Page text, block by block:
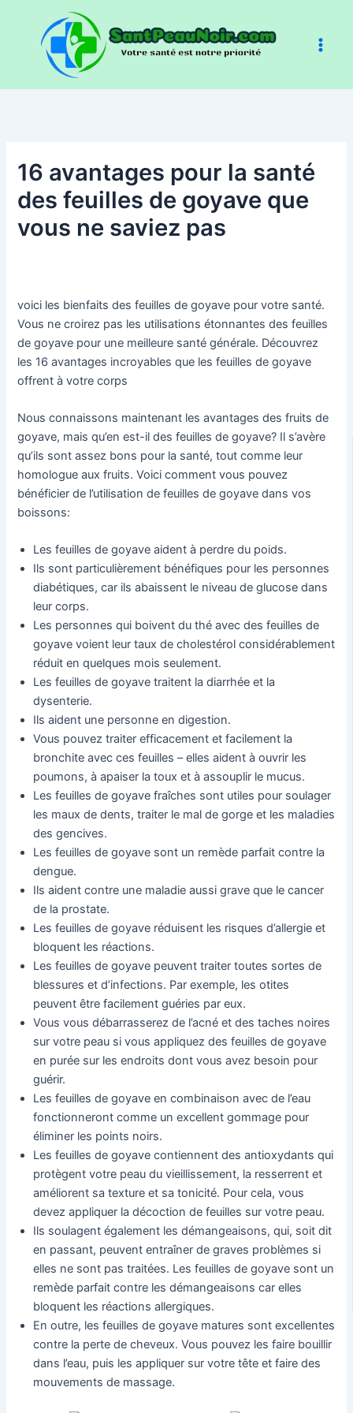
contenu
16 avantages pour la santé
des feuilles de goyave que
vous ne saviez pas
voici les bienfaits des feuilles de goyave pour votre santé.
Vous ne croirez pas les utilisations étonnantes des feuilles
de goyave pour une meilleure santé générale. Découvrez
les 16 avantages incroyables que les feuilles de goyave
offrent à votre corps
Nous connaissons maintenant les avantages des fruits de
goyave, mais qu’en est-il des feuilles de goyave? Il s’avère
qu’ils sont assez bons pour la santé, tout comme leur
homologue aux fruits. Voici comment vous pouvez
bénéficier de l’utilisation de feuilles de goyave dans vos
boissons:
Les feuilles de goyave aident à perdre du poids.
Ils sont particulièrement bénéfiques pour les personnes
diabétiques, car ils abaissent le niveau de glucose dans
leur corps.
Les personnes qui boivent du thé avec des feuilles de
goyave voient leur taux de cholestérol considérablement
réduit en quelques mois seulement.
Les feuilles de goyave traitent la diarrhée et la
dysenterie.
Ils aident une personne en digestion.
Vous pouvez traiter efficacement et facilement la
bronchite avec ces feuilles – elles aident à ouvrir les
poumons, à apaiser la toux et à assouplir le mucus.
Les feuilles de goyave fraîches sont utiles pour soulager
les maux de dents, traiter le mal de gorge et les maladies
des gencives.
Les feuilles de goyave sont un remède parfait contre la
dengue.
Ils aident contre une maladie aussi grave que le cancer
de la prostate.
Les feuilles de goyave réduisent les risques d’allergie et
bloquent les réactions.
Les feuilles de goyave peuvent traiter toutes sortes de
blessures et d’infections. Par exemple, les otites
peuvent être facilement guéries par eux.
Vous vous débarrasserez de l’acné et des taches noires
sur votre peau si vous appliquez des feuilles de goyave
en purée sur les endroits dont vous avez besoin pour
guérir.
Les feuilles de goyave en combinaison avec de l’eau
fonctionneront comme un excellent gommage pour
éliminer les points noirs.
Les feuilles de goyave contiennent des antioxydants qui
protègent votre peau du vieillissement, la resserrent et
améliorent sa texture et sa tonicité. Pour cela, vous
devez appliquer la décoction de feuilles sur votre peau.
Ils soulagent également les démangeaisons, qui, soit dit
en passant, peuvent entraîner de graves problèmes si
elles ne sont pas traitées. Les feuilles de goyave sont un
remède parfait contre les démangeaisons car elles
bloquent les réactions allergiques.
En outre, les feuilles de goyave matures sont excellentes
contre la perte de cheveux. Vous pouvez les faire bouillir
dans l’eau, puis les appliquer sur votre tête et faire des
mouvements de massage.